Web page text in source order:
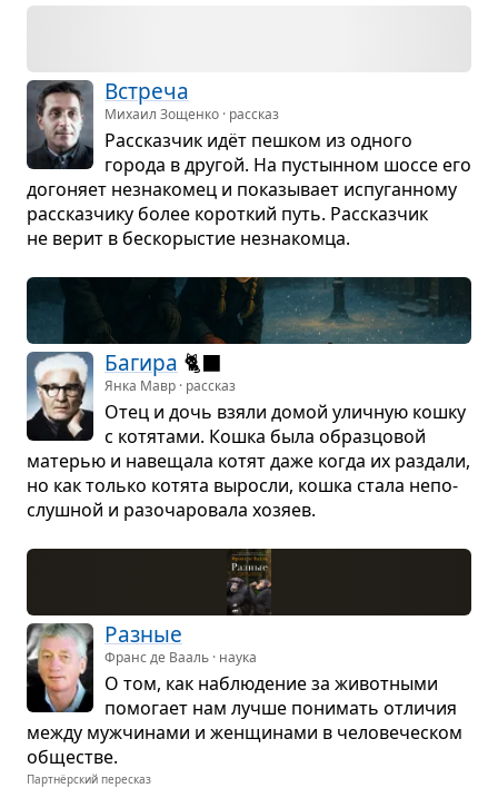
Встреча
Михаил Зощенко · рассказ
Рас­сказ­чик идёт пеш­ком из одного
города в дру­гой. На пустын­ном шоссе его
дого­няет незна­ко­мец и пока­зы­вает испу­ган­ному
рас­сказ­чику более корот­кий путь. Рас­сказ­чик
не верит в бес­ко­ры­стие незна­комца.
Багира 🐈‍⬛
Янка Мавр · рассказ
Отец и дочь взяли домой улич­ную кошку
с котя­тами. Кошка была образ­цо­вой
мате­рью и наве­щала котят даже когда их раз­дали,
но как только котята выросли, кошка стала непо­
слуш­ной и разо­ча­ро­вала хозяев.
Раз­ные
Франс де Вааль · наука
О том, как наблю­де­ние за живот­ными
помо­гает нам лучше пони­мать отли­чия
между муж­чи­нами и жен­щи­нами в чело­ве­че­ском
обще­стве.
Партнёрский пересказ